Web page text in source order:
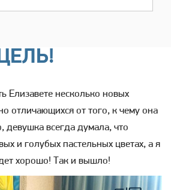
Елизавете несколько новых
отличающихся от того, к чему она
девушка всегда думала, что
и голубых пастельных цветах, а я
хорошо! Так и вышло!